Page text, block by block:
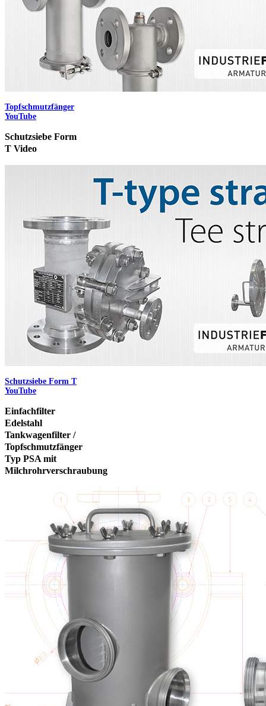
Topfschmutzfänger
YouTube
Schutzsiebe Form
T Video
Schutzsiebe Form T
YouTube
Einfachfilter
Edelstahl
Tankwagenfilter /
Topfschmutzfänger
Typ PSA mit
Milchrohrverschraubung